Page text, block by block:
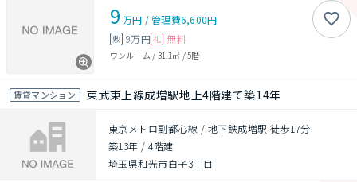
9 万円 /管理費6,600円
敷 9万円 礼 無料
ワンルーム / 31.1㎡ /5階
賃貸マンション 東武東上線成増駅地上4階建て築14年
東京メトロ副都心線 / 地下鉄成増駅 徒歩17分
築13年 /4階建
埼玉県和光市白子3丁目